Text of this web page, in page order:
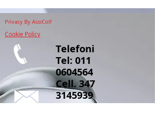
Privacy By AssiColf
Cookie Policy
Telefoni
Tel: 011
0604564
Cell.347
3145939